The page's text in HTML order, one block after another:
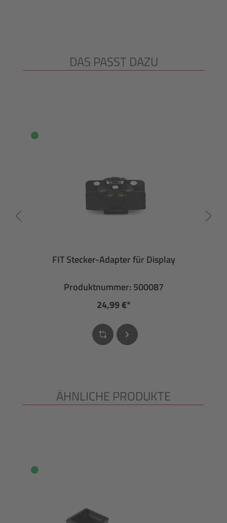
Produktgalerie überspringen
DAS PASST DAZU
FIT Stecker-Adapter für Display
Produktnummer: 500087
24,99 €*
Produktgalerie überspringen
ÄHNLICHE PRODUKTE